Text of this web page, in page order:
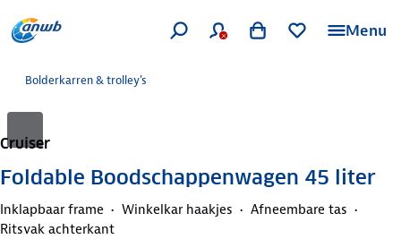
Menu
Bolderkarren & trolley's
Cruiser
Foldable Boodschappenwagen 45 liter
Inklapbaar frame Winkelkar haakjes
Afneembare tas
Ritsvak achterkant